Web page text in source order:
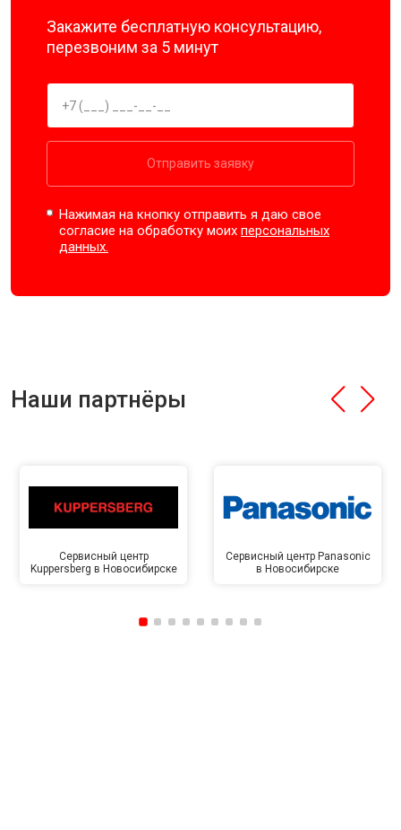
Закажите бесплатную консультацию,
перезвоним за 5 минут
Отправить заявку
Нажимая на кнопку отправить я даю свое
согласие на обработку моихперсональных
данных.
Наши партнёры
Сервисный центр
Kuppersberg в Новосибирске
Сервисный центр Panasonic
в Новосибирске